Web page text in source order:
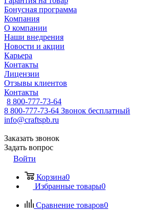
Бонусная программа
Компания
О компании
Наши внедрения
Новости и акции
Карьера
Контакты
Лицензии
Отзывы клиентов
Контакты
8 800-777-73-64
8 800-777-73-64 Звонок бесплатный
info@craftspb.ru
Заказать звонок
Задать вопрос
Войти
Корзина0
Избранные товары0
Сравнение товаров0